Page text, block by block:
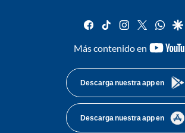
facebook
tiktok instagram
twitter
Más contenido en
Descarga nuestra app en
Descarga nuestra app en